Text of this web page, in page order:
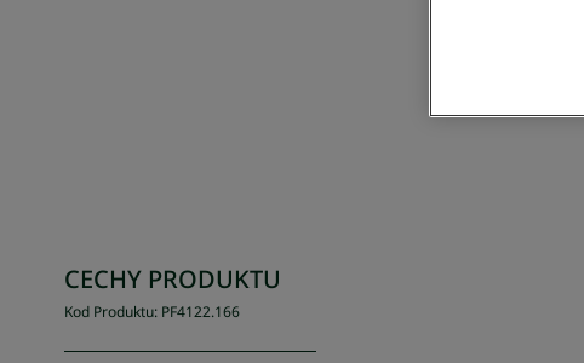
CECHY PRODUKTU
Kod Produktu: PF4122.166